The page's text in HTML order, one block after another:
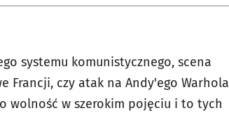
systemu komunistycznego, scena
Francji, czy atak na Andy'ego Warhola
wolność w szerokim pojęciu i to tych